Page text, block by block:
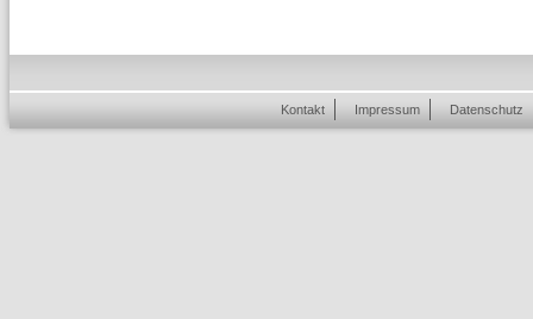
Kontakt Impressum Datenschutz